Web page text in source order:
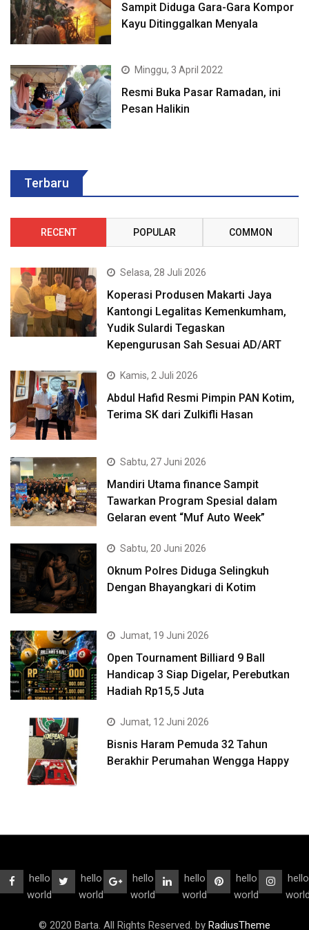
Sampit Diduga Gara-Gara Kompor
Kayu Ditinggalkan Menyala
Minggu, 3 April 2022
Resmi Buka Pasar Ramadan, ini
Pesan Halikin
Terbaru
RECENT POPULAR COMMON
Selasa, 28 Juli 2026
Koperasi Produsen Makarti Jaya
Kantongi Legalitas Kemenkumham,
Yudik Sulardi Tegaskan
Kepengurusan Sah Sesuai AD/ART
Kamis, 2 Juli 2026
Abdul Hafid Resmi Pimpin PAN Kotim,
Terima SK dari Zulkifli Hasan
Sabtu, 27 Juni 2026
Mandiri Utama finance Sampit
Tawarkan Program Spesial dalam
Gelaran event “Muf Auto Week”
Sabtu, 20 Juni 2026
Oknum Polres Diduga Selingkuh
Dengan Bhayangkari di Kotim
Jumat, 19 Juni 2026
Open Tournament Billiard 9 Ball
Handicap 3 Siap Digelar, Perebutkan
Hadiah Rp15,5 Juta
Jumat, 12 Juni 2026
Bisnis Haram Pemuda 32 Tahun
Berakhir Perumahan Wengga Happy
hello
world
hello
world
hello
world
hello
world
hello
world
hello
© 2020 Barta. All Rights Reserved. by RadiusTheme